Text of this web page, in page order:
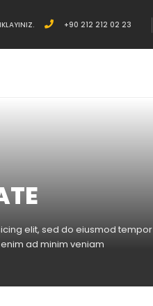
+90 212 212 02 23
elit, sed do eiusmod tempor
ad minim veniam